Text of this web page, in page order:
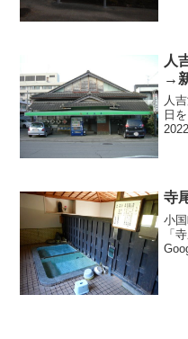
人
→
人
日
隣
根
寺
小
「